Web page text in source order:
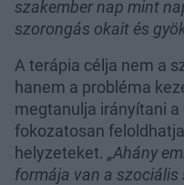
szakember nap mint
szorongás okait és
A terápia célja nem a
hanem a probléma
megtanulja irányítani
fokozatosan
helyzeteket. „Ahány
formája van a szociális